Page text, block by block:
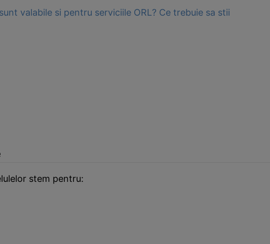
valabile si pentru serviciile ORL? Ce trebuie sa stii
stem pentru: